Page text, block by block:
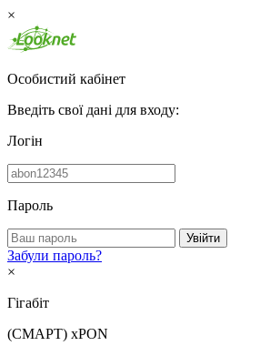
×
Особистий кабінет
Введіть свої дані для входу:
Логін
Пароль
Увійти
Забули пароль?
×
Гігабіт
(СМАРТ) xPON